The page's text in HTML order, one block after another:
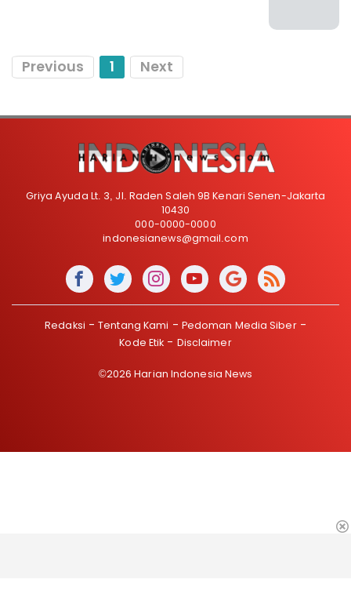
Previous 1 Next
Griya Ayuda Lt. 3, Jl. Raden Saleh 9B Kenari Senen-Jakarta
10430
000-0000-0000
indonesianews@gmail.com
Redaksi Tentang Kami
Pedoman Media Siber
Kode Etik
Disclaimer
©2026 Harian Indonesia News